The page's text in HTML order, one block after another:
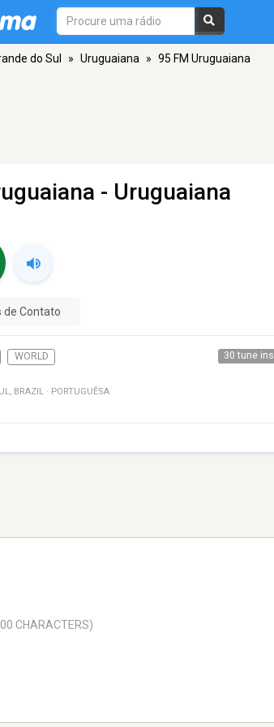
do Sul » Uruguaiana » 95 FM Uruguaiana
- Uruguaiana
de Contato
WORLD 30 tune ins
, BRAZIL · PORTUGUÊSA